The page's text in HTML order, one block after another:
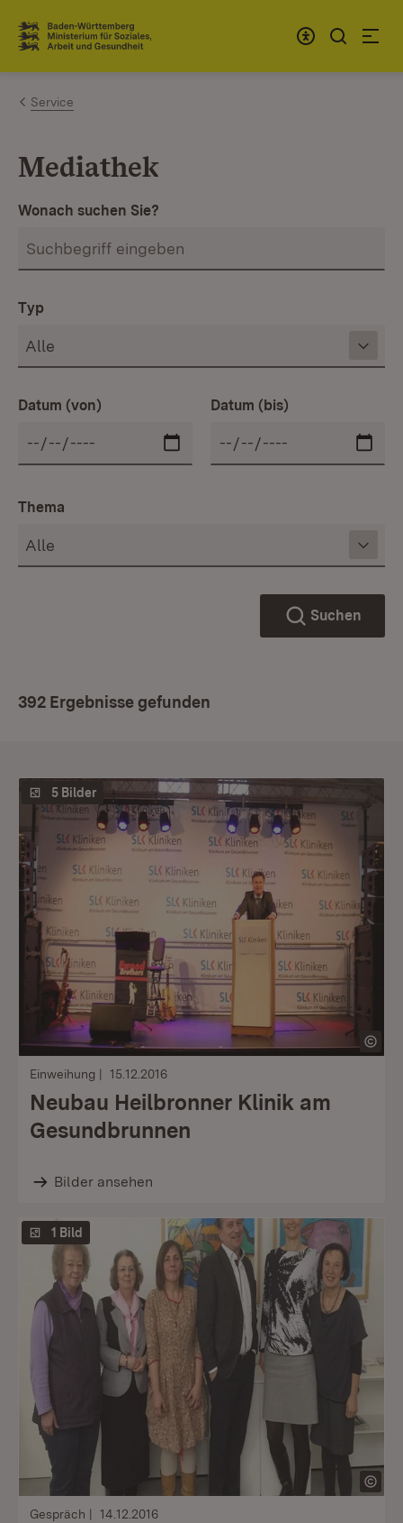
Zum Inhalt springen
Link zur Startseite
Service
Mediathek
Wonach suchen Sie?
Typ
Datum (von) Datum (bis)
Thema
Suchen
392 Ergebnisse gefunden
5 Bilder
Einweihung 15.12.2016
Neubau Heilbronner Klinik am
Gesundbrunnen
Bilder ansehen
1 Bild
Gespräch 14.12.2016